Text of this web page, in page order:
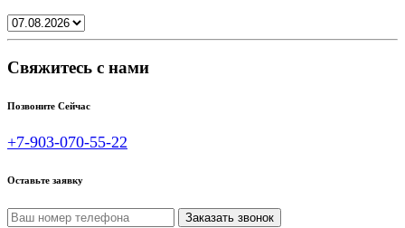
Свяжитесь с нами
Позвоните Сейчас
+7-903-070-55-22
Оставьте заявку